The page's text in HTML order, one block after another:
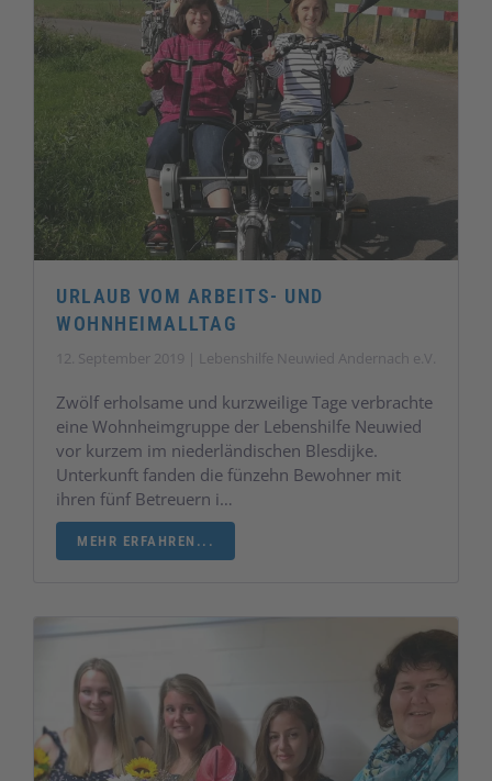
URLAUB VOM ARBEITS- UND
WOHNHEIMALLTAG
12. September 2019 | Lebenshilfe Neuwied Andernach e.V.
Zwölf erholsame und kurzweilige Tage verbrachte
eine Wohnheimgruppe der Lebenshilfe Neuwied
vor kurzem im niederländischen Blesdijke.
Unterkunft fanden die fünzehn Bewohner mit
ihren fünf Betreuern i…
MEHR ERFAHREN...